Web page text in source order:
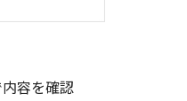
容を確認